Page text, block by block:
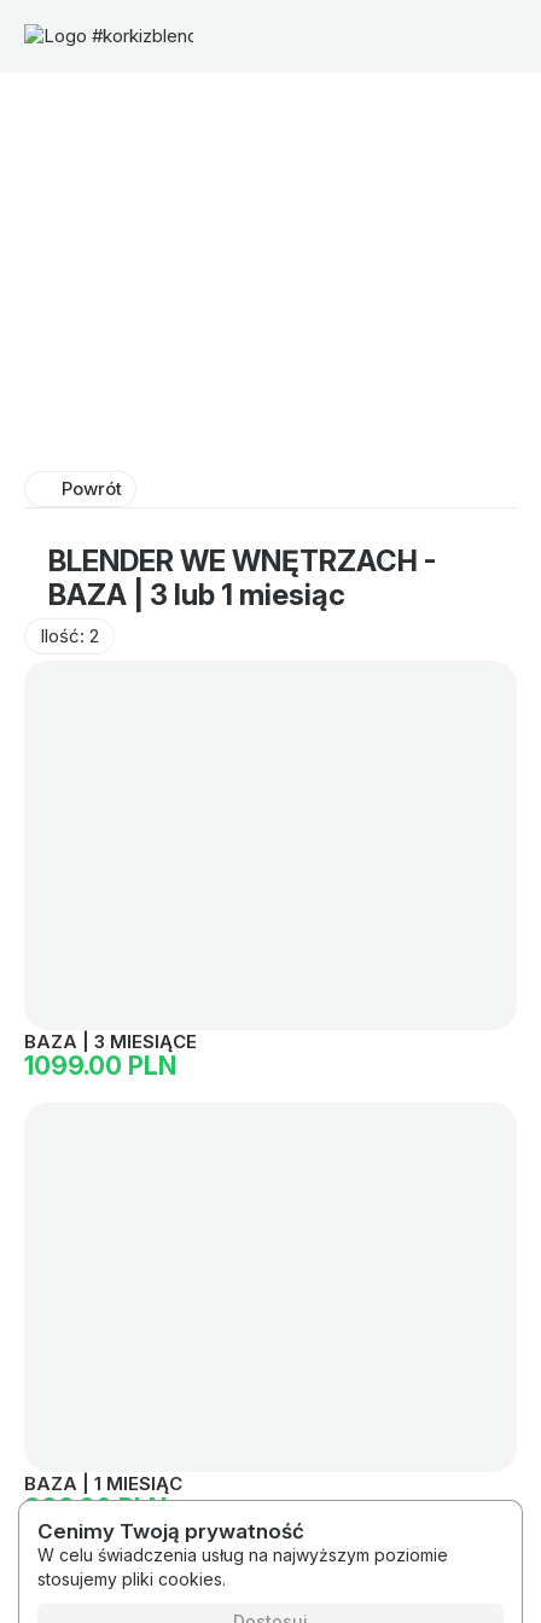
Powrót
BLENDER WE WNĘTRZACH -
BAZA | 3 lub 1 miesiąc
Ilość: 2
BAZA | 3 MIESIĄCE
1099.00 PLN
BAZA | 1 MIESIĄC
999.00 PLN
RegulaminPolityka prywatności
Cenimy Twoją prywatność
W celu świadczenia usług na najwyższym poziomie
stosujemy pliki cookies.